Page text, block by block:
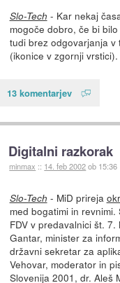
Slo-Tech - Kar nekaj
mogoče dobro, če bi
tudi brez odgovarjanja v
(ikonice v zgornji vrstici).
13 komentarjev
Digitalni razkorak
minmax :: 14. feb 2002ob 15:36
Slo-Tech - MiD prireja
med bogatimi in
FDV v predavalnici št.
Gantar, minister za
državni sekretar za
Vehovar, moderator in
Slovenija 2001, dr. Aleš